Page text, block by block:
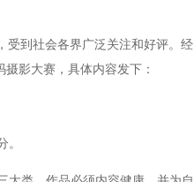
到社会各界广泛关注和好评。经
影大赛，具体内容发下：